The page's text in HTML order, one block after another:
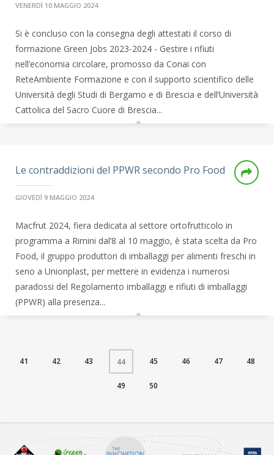
VENERDÌ 10 MAGGIO 2024
Si è concluso con la consegna degli attestati il corso di
formazione Green Jobs 2023-2024 - Gestire i rifiuti
nell’economia circolare, promosso da Conai con
ReteAmbiente Formazione e con il supporto scientifico delle
Università degli Studi di Bergamo e di Brescia e dell’Università
Cattolica del Sacro Cuore di Brescia...
Le contraddizioni del PPWR secondo Pro Food
GIOVEDÌ 9 MAGGIO 2024
Macfrut 2024, fiera dedicata al settore ortofrutticolo in
programma a Rimini dal’8 al 10 maggio, è stata scelta da Pro
Food, il gruppo produttori di imballaggi per alimenti freschi in
seno a Unionplast, per mettere in evidenza i numerosi
paradossi del Regolamento imballaggi e rifiuti di imballaggi
(PPWR) alla presenza...
41 42 43 44 45 46 47 48
49 50